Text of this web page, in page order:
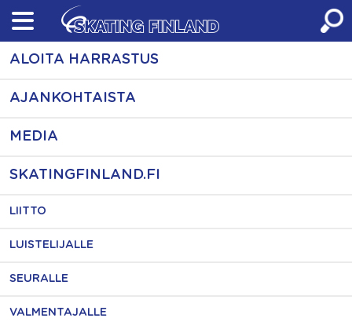
Skip
content
ALOITA HARRASTUS
AJANKOHTAISTA
MEDIA
SKATINGFINLAND.FI
LIITTO
LUISTELIJALLE
SEURALLE
VALMENTAJALLE